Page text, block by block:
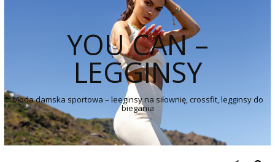
YOU CAN –
LEGGINSY
Moda damska sportowa – leeginsy na siłownię, crossfit, legginsy do
biegania